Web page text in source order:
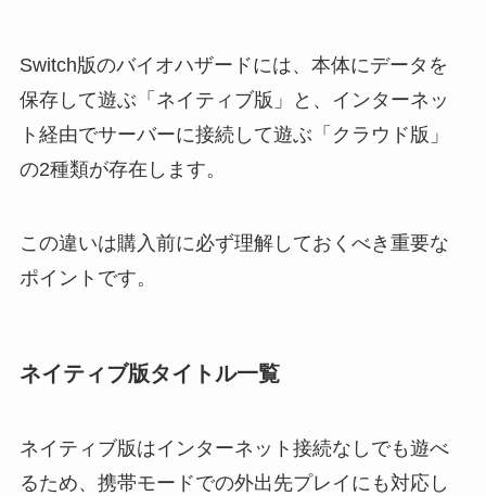
Switch版のバイオハザードには、本体にデータを
保存して遊ぶ「ネイティブ版」と、インターネッ
ト経由でサーバーに接続して遊ぶ「クラウド版」
の2種類が存在します。
この違いは購入前に必ず理解しておくべき重要な
ポイントです。
ネイティブ版タイトル一覧
ネイティブ版はインターネット接続なしでも遊べ
るため、携帯モードでの外出先プレイにも対応し